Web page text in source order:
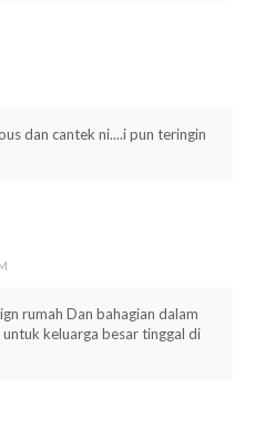
dan cantek ni....i pun teringin
rumah Dan bahagian dalam
keluarga besar tinggal di